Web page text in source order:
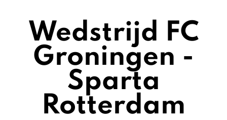
Wedstrijd FC
Groningen -
Sparta
Rotterdam